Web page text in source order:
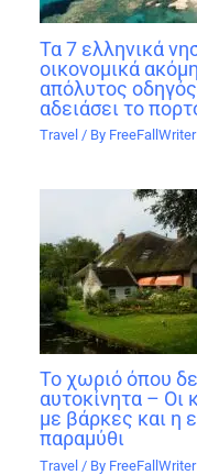
Τα 7 ελληνικά
οικονομικά
απόλυτος
αδειάσει το
Travel / By
Το χωριό όπου
αυτοκίνητα – Οι
με βάρκες και η
παραμύθι
Travel / By FreeFallWriter